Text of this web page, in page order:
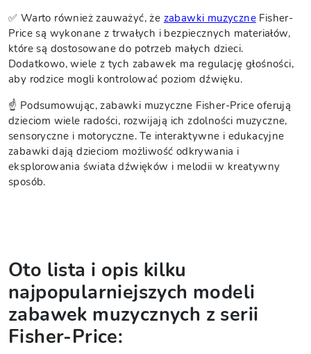
✅ Warto również zauważyć, że zabawki muzyczne Fisher-
Price są wykonane z trwałych i bezpiecznych materiałów,
które są dostosowane do potrzeb małych dzieci.
Dodatkowo, wiele z tych zabawek ma regulację głośności,
aby rodzice mogli kontrolować poziom dźwięku.
☝️ Podsumowując, zabawki muzyczne Fisher-Price oferują
dzieciom wiele radości, rozwijają ich zdolności muzyczne,
sensoryczne i motoryczne. Te interaktywne i edukacyjne
zabawki dają dzieciom możliwość odkrywania i
eksplorowania świata dźwięków i melodii w kreatywny
sposób.
Oto lista i opis kilku
najpopularniejszych modeli
zabawek muzycznych z serii
Fisher-Price: